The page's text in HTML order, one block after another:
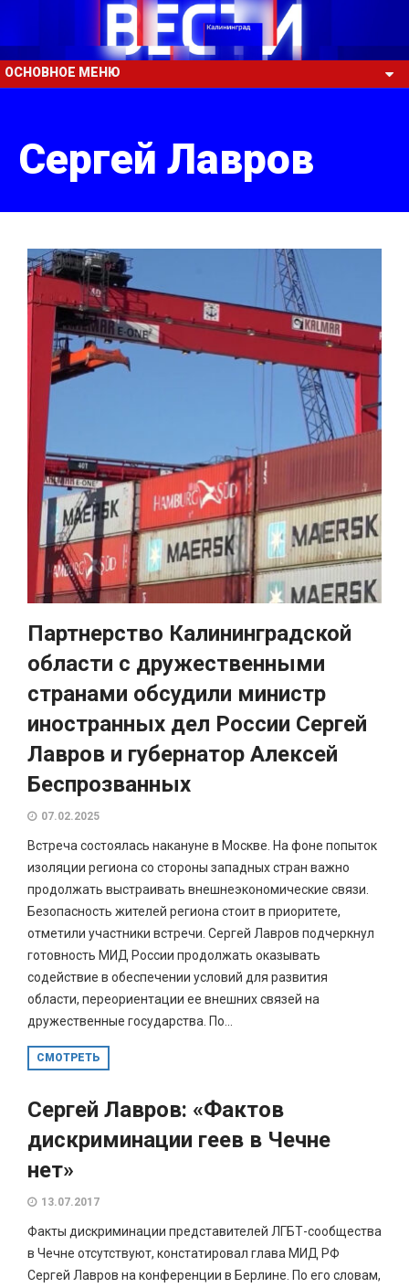
ОСНОВНОЕ МЕНЮ
Сергей Лавров
Партнерство Калининградской
области с дружественными
странами обсудили министр
иностранных дел России Сергей
Лавров и губернатор Алексей
Беспрозванных
07.02.2025
Встреча состоялась накануне в Москве. На фоне попыток
изоляции региона со стороны западных стран важно
продолжать выстраивать внешнеэкономические связи.
Безопасность жителей региона стоит в приоритете,
отметили участники встречи. Сергей Лавров подчеркнул
готовность МИД России продолжать оказывать
содействие в обеспечении условий для развития
области, переориентации ее внешних связей на
дружественные государства. По...
СМОТРЕТЬ
Сергей Лавров: «Фактов
дискриминации геев в Чечне
нет»
13.07.2017
Факты дискриминации представителей ЛГБТ-сообщества
в Чечне отсутствуют, констатировал глава МИД РФ
Сергей Лавров на конференции в Берлине. По его словам,